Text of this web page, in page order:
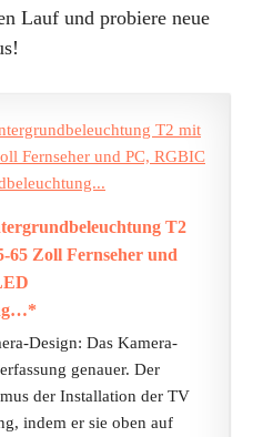
Lauf und probiere neue
T2
65 Zoll Fernseher und
Design: Das Kamera-
genauer. Der
der Installation der TV
indem er sie oben auf